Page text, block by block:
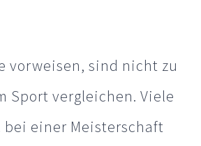
vorweisen, sind nicht zu
Sport vergleichen. Viele
bei einer Meisterschaft